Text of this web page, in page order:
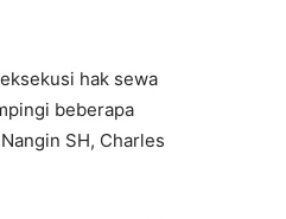
hak sewa
beberapa
SH, Charles